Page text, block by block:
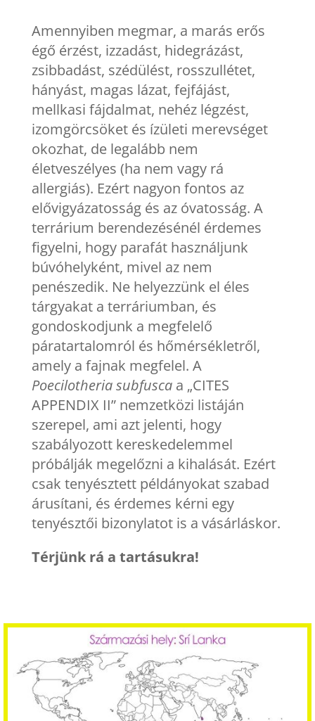
Amennyiben megmar, a marás erős
égő érzést, izzadást, hidegrázást,
zsibbadást, szédülést, rosszullétet,
hányást, magas lázat, fejfájást,
mellkasi fájdalmat, nehéz légzést,
izomgörcsöket és ízületi merevséget
okozhat, de legalább nem
életveszélyes (ha nem vagy rá
allergiás). Ezért nagyon fontos az
elővigyázatosság és az óvatosság. A
terrárium berendezésénél érdemes
figyelni, hogy parafát használjunk
búvóhelyként, mivel az nem
penészedik. Ne helyezzünk el éles
tárgyakat a terráriumban, és
gondoskodjunk a megfelelő
páratartalomról és hőmérsékletről,
amely a fajnak megfelel. A
Poecilotheria subfuscaa „CITES
APPENDIX II” nemzetközi listáján
szerepel, ami azt jelenti, hogy
szabályozott kereskedelemmel
próbálják megelőzni a kihalását. Ezért
csak tenyésztett példányokat szabad
árusítani, és érdemes kérni egy
tenyésztői bizonylatot is a vásárláskor.
Térjünk rá a tartásukra!